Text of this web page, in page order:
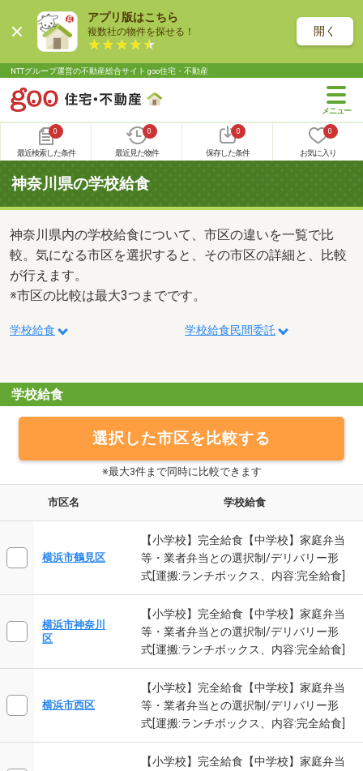
アプリ版はこちら
複数社の物件を探せる！ 開く
NTTグループ運営の不動産総合サイト goo住宅・不動産
0
最近検索した条件
0
最近見た物件
0
保存した条件
0
お気に入り
神奈川県の学校給食
神奈川県内の学校給食について、市区の違いを一覧で比
較。気になる市区を選択すると、その市区の詳細と、比較
が行えます。
※市区の比較は最大3つまでです。
学校給食 学校給食民間委託
学校給食
選択した市区を比較する
※最大3件まで同時に比較できます
市区名 学校給食
横浜市鶴見区
【小学校】完全給食【中学校】家庭弁当
等・業者弁当との選択制/デリバリー形
式[運搬:ランチボックス、内容:完全給食]
横浜市神奈川
区
【小学校】完全給食【中学校】家庭弁当
等・業者弁当との選択制/デリバリー形
式[運搬:ランチボックス、内容:完全給食]
横浜市西区
【小学校】完全給食【中学校】家庭弁当
等・業者弁当との選択制/デリバリー形
式[運搬:ランチボックス、内容:完全給食]
【小学校】完全給食【中学校】家庭弁当